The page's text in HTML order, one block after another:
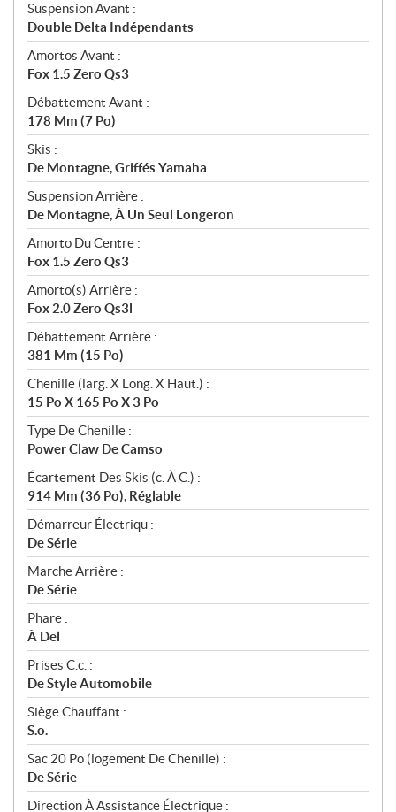
Suspension Avant :
Double Delta Indépendants
Amortos Avant :
Fox 1.5 Zero Qs3
Débattement Avant :
178 Mm (7 Po)
Skis :
De Montagne, Griffés Yamaha
Suspension Arrière :
De Montagne, À Un Seul Longeron
Amorto Du Centre :
Fox 1.5 Zero Qs3
Amorto(s) Arrière :
Fox 2.0 Zero Qs3l
Débattement Arrière :
381 Mm (15 Po)
Chenille (larg. X Long. X Haut.) :
15 Po X 165 Po X 3 Po
Type De Chenille :
Power Claw De Camso
Écartement Des Skis (c. À C.) :
914 Mm (36 Po), Réglable
Démarreur Électriqu :
De Série
Marche Arrière :
De Série
Phare :
À Del
Prises C.c. :
De Style Automobile
Siège Chauffant :
S.o.
Sac 20 Po (logement De Chenille) :
De Série
Direction À Assistance Électrique :